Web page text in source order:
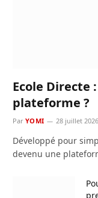
Ecole Directe
plateforme ?
Par YOMI 28 juillet 2026
Développé pour
devenu une